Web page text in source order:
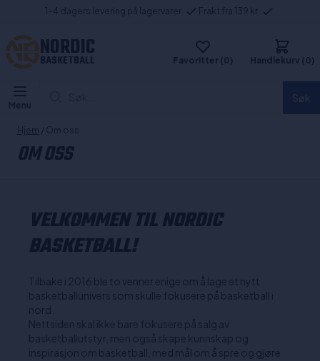
1-4 dagers levering på lagervarer Frakt fra 139 kr
NORDIC
BASKETBALL Favoritter (0) Handlekurv (0)
Menu
Hjem / Om oss
OM OSS
VELKOMMEN TIL NORDIC
BASKETBALL!
Tilbake i 2016 ble to venner enige om å lage et nytt
basketballunivers som skulle fokusere på basketball i
nord.
Nettsiden skal ikke bare fokusere på salg av
basketballutstyr, men også skape kunnskap og
inspirasjon om basketball, med mål om å spre og gjøre